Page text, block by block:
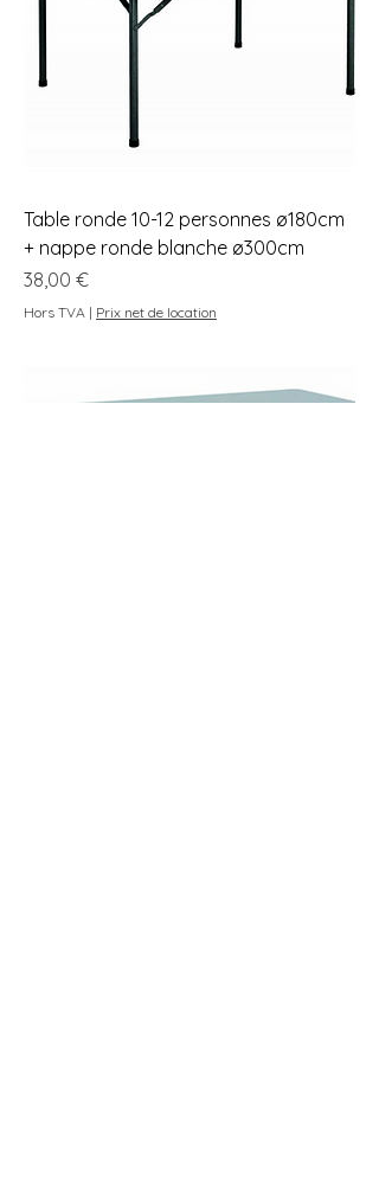
Table ronde 10-12 personnes ø180cm
+ nappe ronde blanche ø300cm
Prix
38,00 €
Hors TVA | Prix net de location